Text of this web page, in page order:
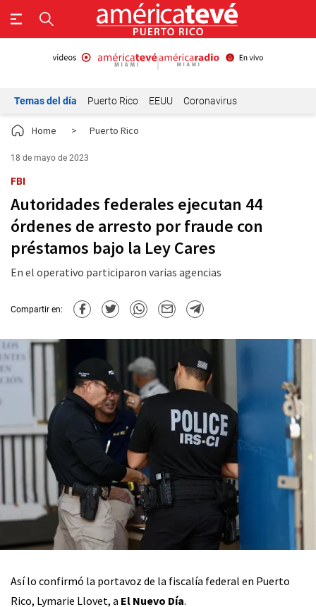
Temas del día Puerto Rico EEUU Coronavirus
Home > Puerto Rico
18 de mayo de 2023
FBI
Autoridades federales ejecutan 44
órdenes de arresto por fraude con
préstamos bajo la Ley Cares
En el operativo participaron varias agencias
Compartir en:
Así lo confirmó la portavoz de la fiscalía federal en Puerto
Rico, Lymarie Llovet, a El Nuevo Día.